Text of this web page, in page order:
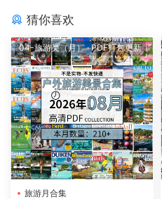
猜你喜欢
04-旅游类（月）·PDF打包更新
旅游月合集